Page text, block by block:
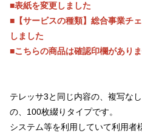
■表紙を変更しました
■【サービスの種類】総合事業チ
しました
■こちらの商品は確認印欄があり
テレッサ3と同じ内容の、複写な
の、100枚綴りタイプです。
システム等を利用していて利用者